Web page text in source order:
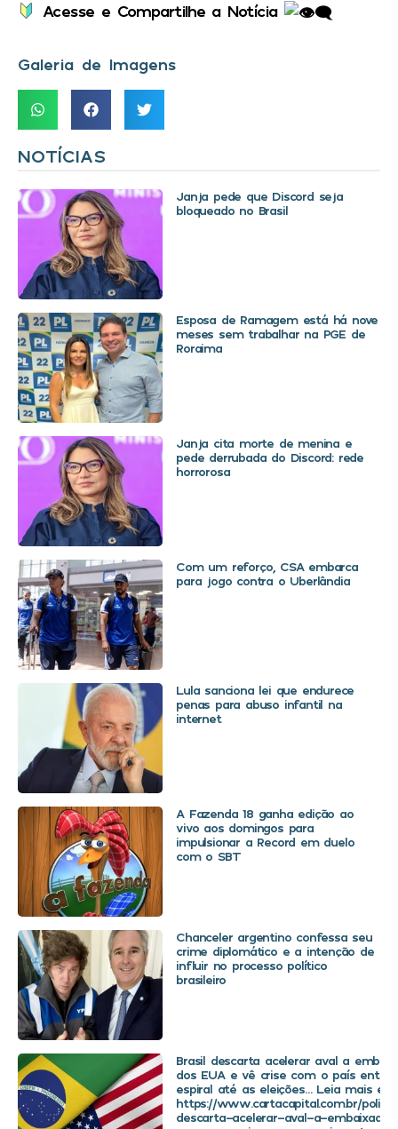
Acesse e Compartilhe a Notícia
Galeria de Imagens
NOTÍCIAS
Janja pede que Discord seja
bloqueado no Brasil
Esposa de Ramagem está há nove
meses sem trabalhar na PGE de
Roraima
Janja cita morte de menina e
pede derrubada do Discord: rede
horrorosa
Com um reforço, CSA embarca
para jogo contra o Uberlândia
Lula sanciona lei que endurece
penas para abuso infantil na
internet
A Fazenda 18 ganha edição ao
vivo aos domingos para
impulsionar a Record em duelo
com o SBT
Chanceler argentino confessa seu
crime diplomático e a intenção de
influir no processo político
brasileiro
Brasil descarta acelerar aval a
dos EUA e vê crise com o país
espiral até as eleições… Leia mais em
https://www.cartacapital.com.br/
descarta-acelerar-aval-a-